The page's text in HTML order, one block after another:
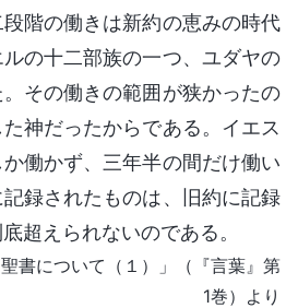
階の働きは新約の恵みの時代
の十二部族の一つ、ユダヤの
その働きの範囲が狭かったの
神だったからである。イエス
働かず、三年半の間だけ働い
録されたものは、旧約に記録
超えられないのである。
書について（１）」（『言葉』第
1巻）より